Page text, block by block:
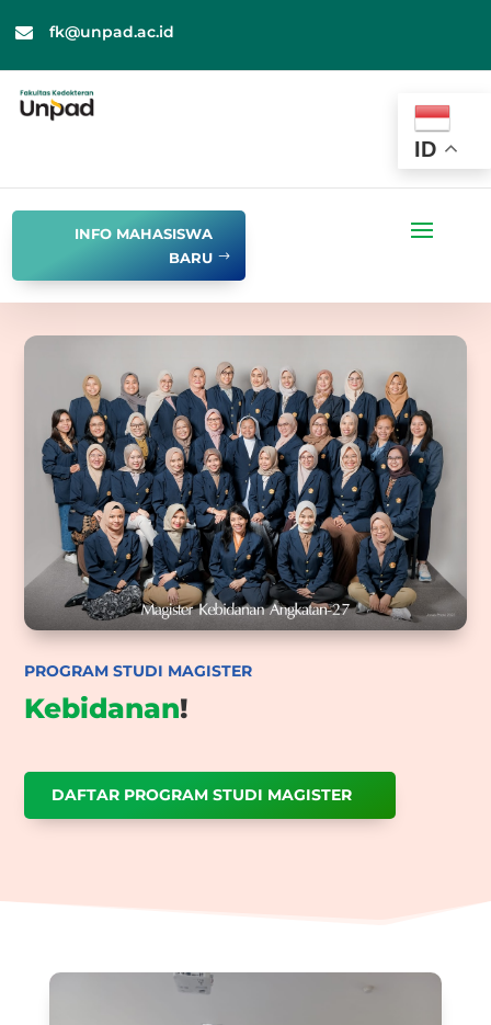
 fk@unpad.ac.id
ID
INFO MAHASISWA
BARU
PROGRAM STUDI MAGISTER
Kebidanan!
DAFTAR PROGRAM STUDI MAGISTER